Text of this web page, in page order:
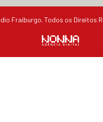
Fraiburgo. Todos os Direitos